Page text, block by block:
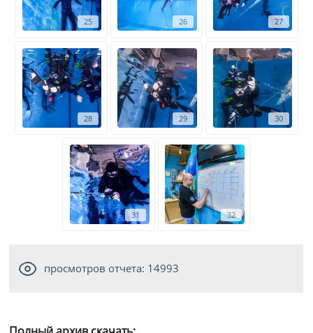
25 26 27
28 29 30
31 32
просмотров отчета: 14993